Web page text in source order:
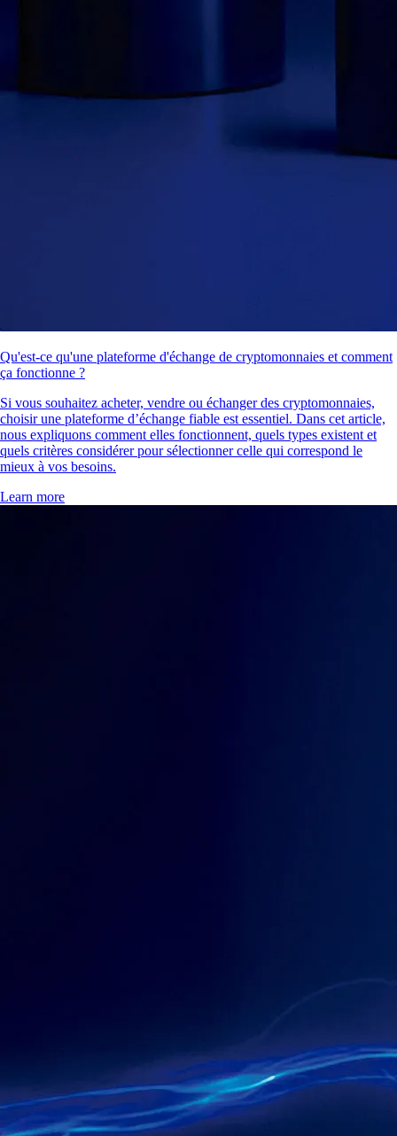
Qu'est-ce qu'une plateforme d'échange de cryptomonnaies et comment
ça fonctionne ?
Si vous souhaitez acheter, vendre ou échanger des cryptomonnaies,
choisir une plateforme d’échange fiable est essentiel. Dans cet article,
nous expliquons comment elles fonctionnent, quels types existent et
quels critères considérer pour sélectionner celle qui correspond le
mieux à vos besoins.
Learn more